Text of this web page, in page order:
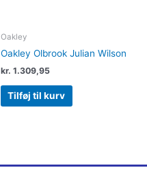
Oakley
Oakley Olbrook Julian Wilson
kr. 1.309,95
Tilføj til kurv